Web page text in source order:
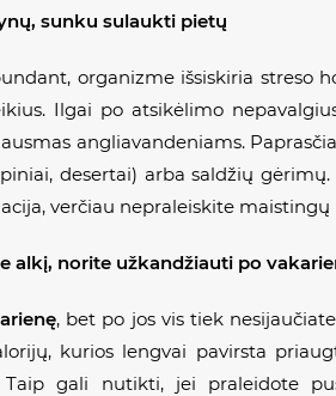
sunku sulaukti pietų
organizme išsiskiria
Ilgai po atsikėlimo
angliavandeniams.
desertai) arba saldžių
verčiau nepraleiskite maistingų
alkį, norite užkandžiauti po
, bet po jos vis tiek
kurios lengvai pavirsta
Taip gali nutikti, jei praleidote